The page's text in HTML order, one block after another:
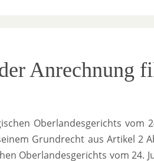
Anrechnung
Oberlandesgerichts vom
Grundrecht aus Artikel 2
Oberlandesgerichts vom 24.